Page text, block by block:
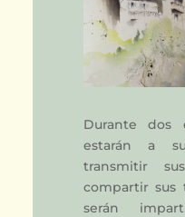
Durante dos
estarán a
transmitir
compartir sus
serán